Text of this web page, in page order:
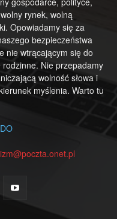
rynek, wolną
Opowiadamy się za
bezpieczeństwa
nie wtrącającym się do
Nie przepadamy
wolność słowa i
myślenia. Warto tu